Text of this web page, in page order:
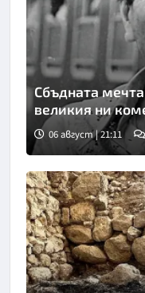
Сбъдната
великия ни
06 август | 21:11